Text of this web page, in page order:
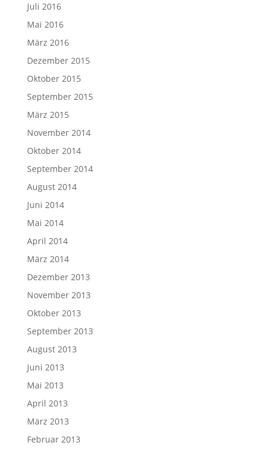
Juli 2016
Mai 2016
März 2016
Dezember 2015
Oktober 2015
September 2015
März 2015
November 2014
Oktober 2014
September 2014
August 2014
Juni 2014
Mai 2014
April 2014
März 2014
Dezember 2013
November 2013
Oktober 2013
September 2013
August 2013
Juni 2013
Mai 2013
April 2013
März 2013
Februar 2013